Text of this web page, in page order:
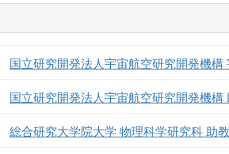
国立研究開発法人宇宙航空研究開発機構
国立研究開発法人宇宙航空研究開発機構
総合研究大学院大学 物理科学研究科 助教